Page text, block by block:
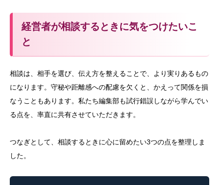
経営者が相談するときに気をつけたいこ
と
相談は、相手を選び、伝え方を整えることで、より実りあるもの
になります。守秘や距離感への配慮を欠くと、かえって関係を損
なうこともあります。私たち編集部も試行錯誤しながら学んでい
る点を、率直に共有させていただきます。
つなぎとして、相談するときに心に留めたい3つの点を整理しま
した。